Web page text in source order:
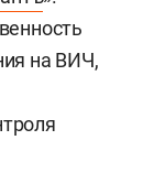
на ВИЧ,